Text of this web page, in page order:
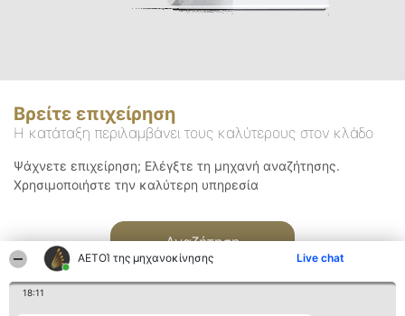
ΑΕΤΟΊ της μηχανοκίνησης Live chat
18:11
Βρείτε επιχείρηση
Η κατάταξη περιλαμβάνει τους καλύτερους στον κλάδο
Ψάχνετε επιχείρηση; Ελέγξτε τη μηχανή αναζήτησης.
Χρησιμοποιήστε την καλύτερη υπηρεσία
Αναζήτηση